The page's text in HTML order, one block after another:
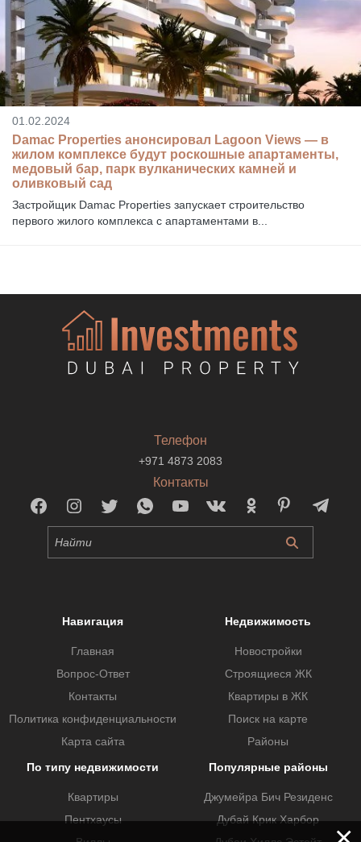
01.02.2024
Damac Properties анонсировал Lagoon Views — в
жилом комплексе будут роскошные апартаменты,
медовый бар, парк вулканических камней и
оливковый сад
Застройщик Damac Properties запускает строительство
первого жилого комплекса с апартаментами в...
Телефон
+971 4873 2083
Контакты
Навигация
Главная
Вопрос-Ответ
Контакты
Политика конфиденциальности
Карта сайта
Недвижимость
Новостройки
Строящиеся ЖК
Квартиры в ЖК
Поиск на карте
Районы
По типу недвижимости
Квартиры
Пентхаусы
Популярные районы
Джумейра Бич Резиденс
Дубай Крик Харбор